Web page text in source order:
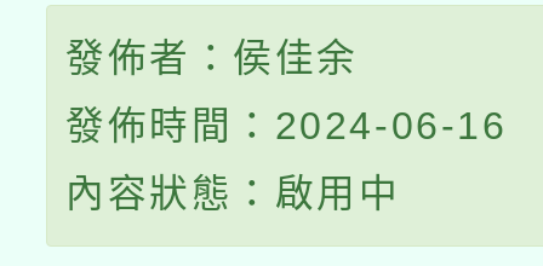
發佈者：侯佳余
發佈時間：2024-06-16
內容狀態：啟用中